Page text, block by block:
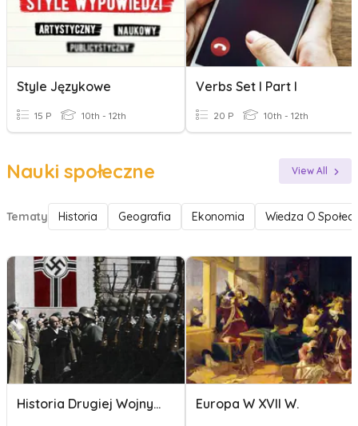
Style Językowe
15 P 10th - 12th
Verbs Set I Part I
20 P 10th - 12th
Nauki społeczne View All
Tematy Historia Geografia Ekonomia Wiedza O
Historia Drugiej Wojny Światowej Europa W XVII W.